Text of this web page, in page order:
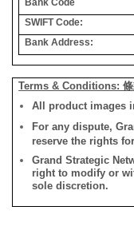
SWIFT Code:
Bank Address:
Terms & Conditions: 條
All product images
For any dispute,
reserve the rights
Grand Strategic
right to modify or
sole discretion.